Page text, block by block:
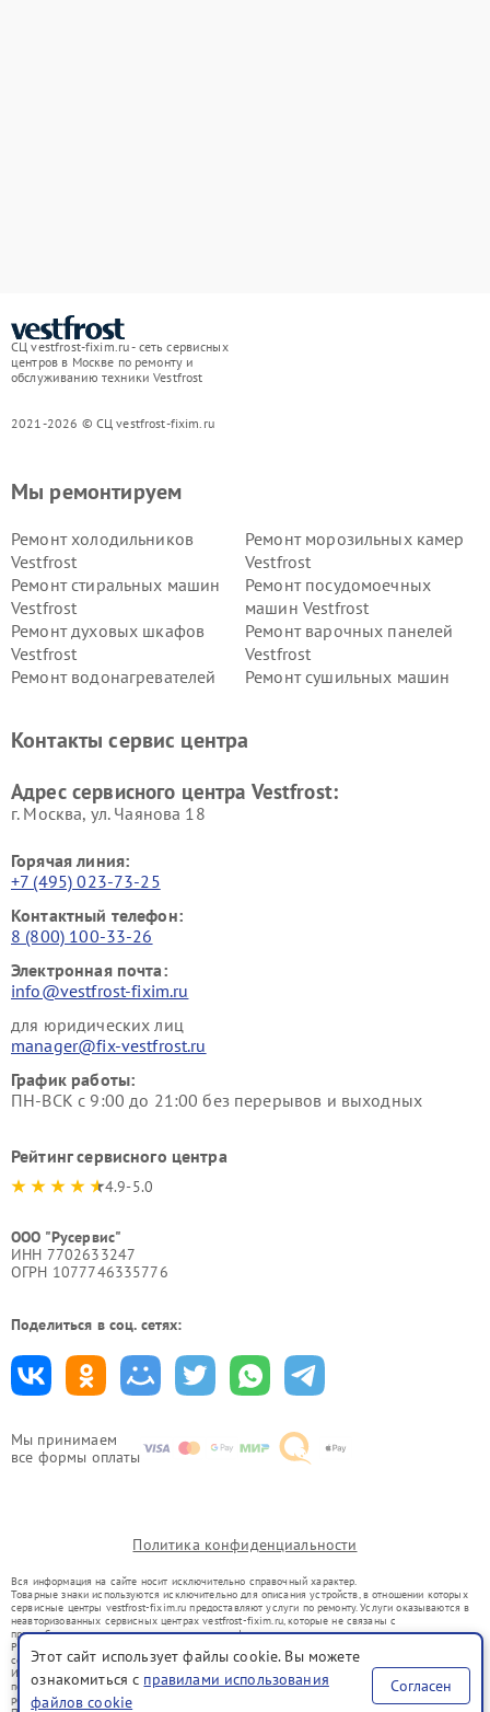
СЦ vestfrost-fixim.ru - сеть сервисных
центров в Москве по ремонту и
обслуживанию техники Vestfrost
2021-2026 © СЦ vestfrost-fixim.ru
Мы принимаем
все формы оплаты
Мы ремонтируем
Ремонт холодильников
Vestfrost
Ремонт морозильных камер
Vestfrost
Ремонт стиральных машин
Vestfrost
Ремонт посудомоечных
машин Vestfrost
Ремонт духовых шкафов
Vestfrost
Ремонт варочных панелей
Vestfrost
Ремонт водонагревателей
Ремонт сушильных машин
Vestfrost
Контакты сервис центра
Адрес сервисного центра Vestfrost:
г. Москва, ул. Чаянова 18
Горячая линия:
+7 (495) 023-73-25
Контактный телефон:
8 (800) 100-33-26
Электронная почта:
info@vestfrost-fixim.ru
для юридических лиц
manager@fix-vestfrost.ru
График работы:
ПН-ВСК с 9:00 до 21:00 без перерывов и выходных
Рейтинг сервисного центра
4.9-5.0
ООО "Русервис"
ИНН 7702633247
ОГРН 1077746335776
Поделиться в соц. сетях:
Политика конфиденциальности
Вся информация на сайте носит исключительно справочный характер.
Товарные знаки используются исключительно для описания устройств, в отношении которых
сервисные центры vestfrost-fixim.ru предоставляют услуги по ремонту. Услуги оказываются в
неавторизованных сервисных центрах vestfrost-fixim.ru, которые не связаны с
правообладателями товарных знаков или их официальными представителями.
Ремонт осуществляется для устройств, уже введенных в гражданский оборот в соответствии
со статьей 1487 ГК РФ.
Использование товарных знаков не преследует цели индивидуализации услуг или введения
потребителей в заблуждение, а служит для информирования о предоставляемых услугах по
ремонту техники указанных брендов.
Этот сайт использует файлы cookie. Вы можете
ознакомиться с правилами использования
файлов cookie
Согласен